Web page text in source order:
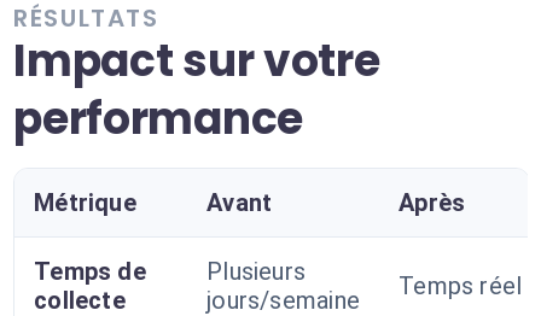
RÉSULTATS
Impact sur votre
performance
Métrique Avant Après
Temps de
collecte
Plusieurs
jours/semaine
Temps réel